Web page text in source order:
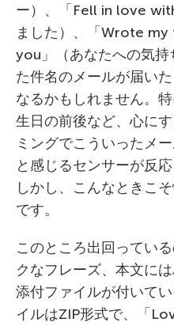
ー）、「Fell in love
ました）、「Wrote
you」（あなたへの気持
た件名のメールが届い
なるかもしれません。
生日の前後など、心に
ミングでこういったメ
と感じるセンサーが反
しかし、こんなときこ
です。
このところ出回ってい
クなフレーズ、本文に
添付ファイルが付いて
イルはZIP形式で、「